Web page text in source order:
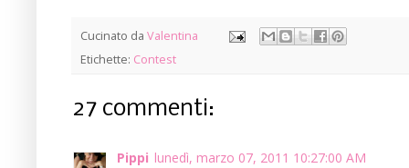
Cucinato da Valentina
Etichette: Contest
27 commenti:
Pippi lunedì, marzo 07, 2011 10:27:00 AM